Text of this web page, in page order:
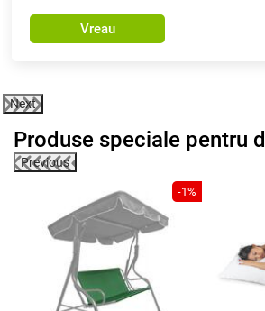
Vreau
Next
Produse speciale pentru
Previous
-1%